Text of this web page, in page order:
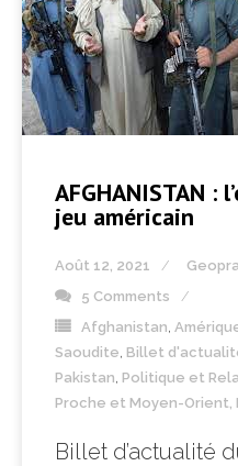
AFGHANISTAN :
jeu américain
Août 12, 2021
5 Comments
Afghanistan
Saoudite Billet
Pakistan Politique et
Proche et Moyen-Orient,
Billet d’actualité